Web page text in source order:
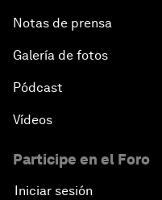
Notas de prensa
Galería de fotos
Pódcast
Vídeos
Participe en el Foro
Iniciar sesión